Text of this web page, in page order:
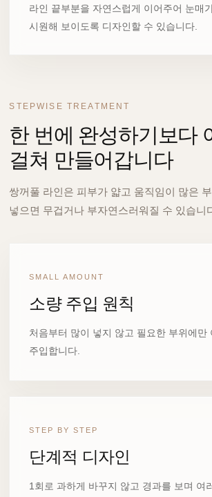
라인 끝부분을 자연스럽게 이어주어 눈매
시원해 보이도록 디자인할 수 있습니다.
STEPWISE TREATMENT
한 번에 완성하기보다
걸쳐 만들어갑니다
쌍꺼풀 라인은 피부가 얇고 움직임이 많은
넣으면 무겁거나 부자연스러워질 수 있습니
SMALL AMOUNT
소량 주입 원칙
처음부터 많이 넣지 않고 필요한 부위에만
주입합니다.
STEP BY STEP
단계적 디자인
1회로 과하게 바꾸지 않고 경과를 보며 여